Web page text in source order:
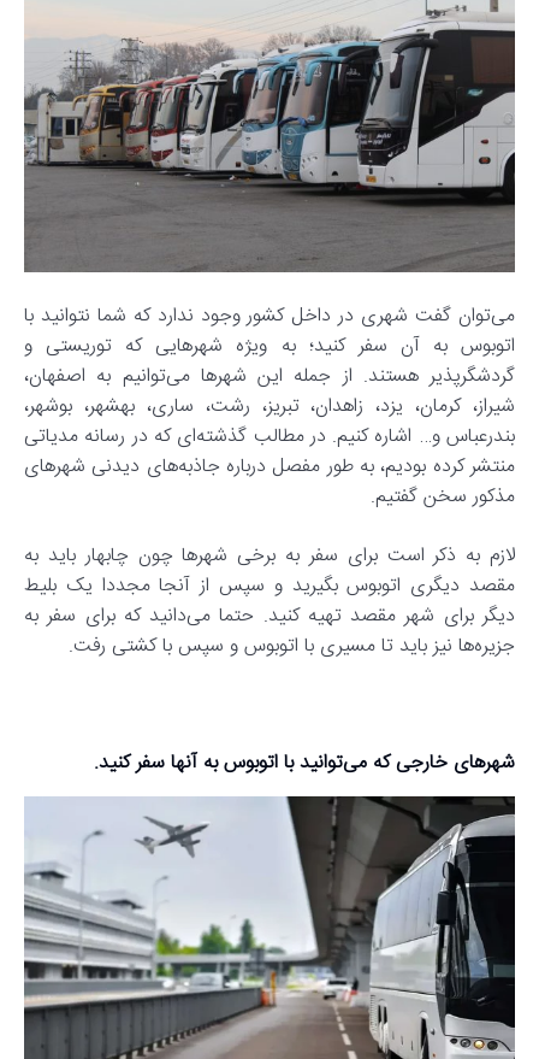
می‌توان گفت شهری در داخل کشور وجود ندارد که شما نتوانید با
اتوبوس به آن سفر کنید؛ به ویژه شهرهایی که توریستی و
گردشگرپذیر هستند. از جمله این شهرها می‌توانیم به اصفهان،
شیراز، کرمان، یزد، زاهدان، تبریز، رشت، ساری، بهشهر، بوشهر،
بندرعباس و… اشاره کنیم. در مطالب گذشته‌ای که در رسانه مدیاتی
منتشر کرده بودیم، به طور مفصل درباره جاذبه‌های دیدنی شهرهای
مذکور سخن گفتیم.
لازم به ذکر است برای سفر به برخی شهرها چون چابهار باید به
مقصد دیگری اتوبوس بگیرید و سپس از آنجا مجددا یک بلیط
دیگر برای شهر مقصد تهیه کنید. حتما می‌دانید که برای سفر به
جزیره‌ها نیز باید تا مسیری با اتوبوس و سپس با کشتی رفت.
شهرهای خارجی که می‌توانید با اتوبوس به آنها سفر کنید.